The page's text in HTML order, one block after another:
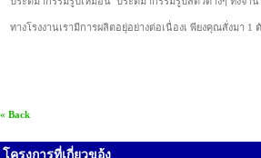
ทางโรงงานเรามีการผลิตอยุ่อย่างต่อเนื่องเ พียงคุณสั่งมา 1
« Back
โครงการที่เกี่ยวขอ้ง